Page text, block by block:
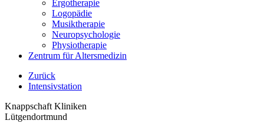
Ergotherapie
Logopädie
Musiktherapie
Neuropsychologie
Physiotherapie
Zentrum für Altersmedizin
Zurück
Intensivstation
Knappschaft Kliniken
Lütgendortmund